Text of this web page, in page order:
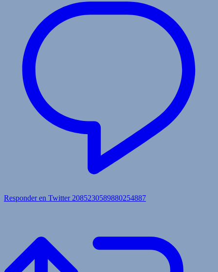
Responder en Twitter 2085230589880254887